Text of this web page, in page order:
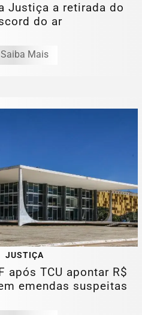
Justiça a retirada do
do ar
Saiba Mais
JUSTIÇA
após TCU apontar R$
emendas suspeitas